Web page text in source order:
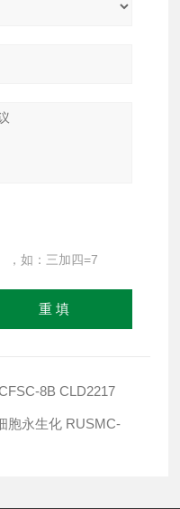
，如：三加四=7
8B CLD2217
胞永生化 RUSMC-